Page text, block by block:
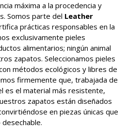
máxima a la procedencia y
Somos parte del Leather
prácticas responsables en la
exclusivamente pieles
alimentarios; ningún animal
zapatos. Seleccionamos pieles
métodos ecológicos y libres de
firmemente que, trabajada de
es el material más resistente,
zapatos están diseñados
en piezas únicas que